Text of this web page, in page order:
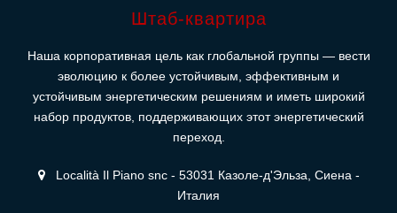
Штаб-квартира
Наша корпоративная цель как глобальной группы — вести
эволюцию к более устойчивым, эффективным и
устойчивым энергетическим решениям и иметь широкий
набор продуктов, поддерживающих этот энергетический
переход.
Località Il Piano snc - 53031 Казоле-д'Эльза, Сиена -
Италия